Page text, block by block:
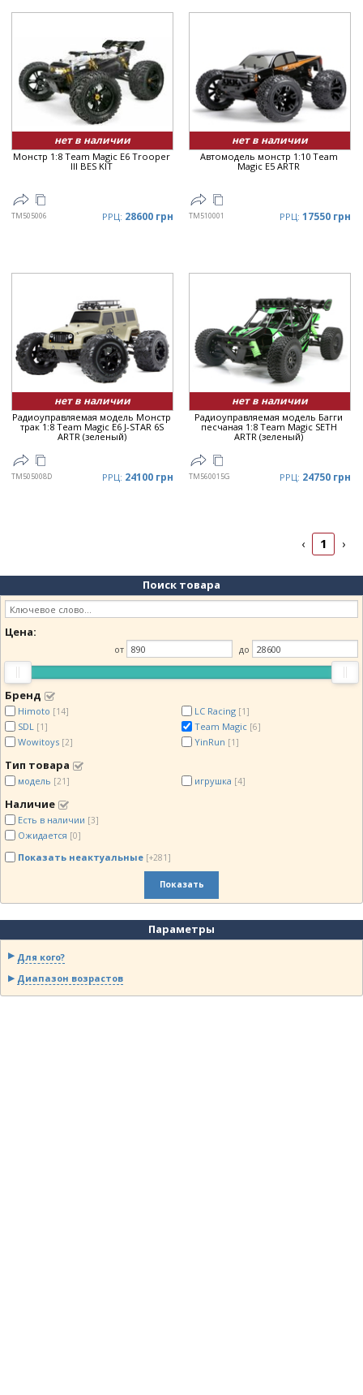
нет в наличии
Монстр 1:8 Team Magic E6 Trooper
III BES KIT
TM505006 РРЦ: 28600 грн
нет в наличии
Автомодель монстр 1:10 Team
Magic E5 ARTR
TM510001 РРЦ: 17550 грн
нет в наличии
Радиоуправляемая модель Монстр
трак 1:8 Team Magic E6 J-STAR 6S
ARTR (зеленый)
TM505008D РРЦ: 24100 грн
нет в наличии
Радиоуправляемая модель Багги
песчаная 1:8 Team Magic SETH
ARTR (зеленый)
TM560015G РРЦ: 24750 грн
‹ 1 ›
Поиск товара
Цена:
от до
Бренд
Himoto [14] LC Racing [1]
SDL [1] Team Magic [6]
Wowitoys [2] YinRun [1]
Тип товара
модель [21] игрушка [4]
Наличие
Есть в наличии [3]
Ожидается [0]
Показать неактуальные [+281]
Показать
Параметры
Для кого?
Диапазон возрастов